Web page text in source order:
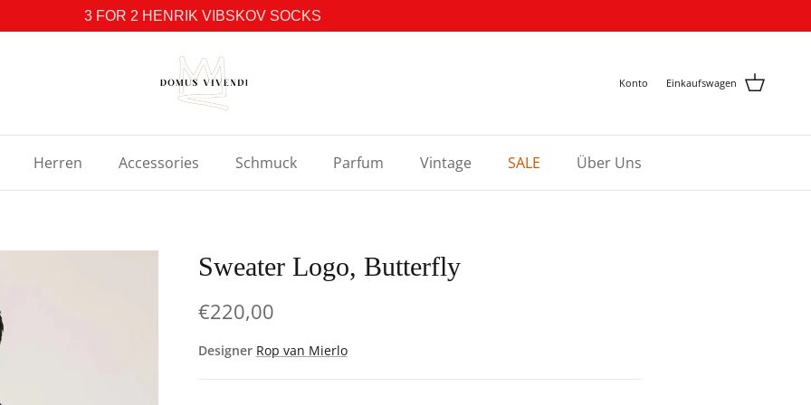
3 FOR 2 HENRIK VIBSKOV SOCKS
Konto Einkaufswagen
Herren Accessories Schmuck Parfum Vintage SALE Über Uns
Sweater Logo, Butterfly
€220,00
Designer Rop van Mierlo